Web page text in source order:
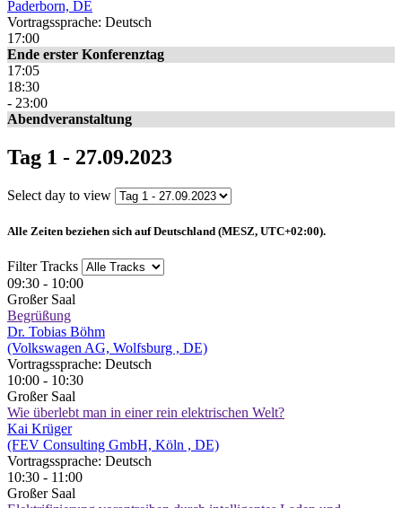
Paderborn, DE
Vortragssprache: Deutsch
17:00
Ende erster Konferenztag
17:05
18:30
- 23:00
Abendveranstaltung
Tag 1 - 27.09.2023
Select day to view
Alle Zeiten beziehen sich auf Deutschland (MESZ, UTC+02:00).
Filter Tracks
09:30 - 10:00
Großer Saal
Begrüßung
Dr. Tobias Böhm
(Volkswagen AG, Wolfsburg , DE)
Vortragssprache: Deutsch
10:00 - 10:30
Großer Saal
Wie überlebt man in einer rein elektrischen Welt?
Kai Krüger
(FEV Consulting GmbH, Köln , DE)
Vortragssprache: Deutsch
10:30 - 11:00
Großer Saal